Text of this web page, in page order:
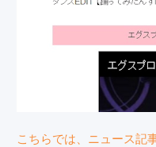
こちらでは、ニュース記